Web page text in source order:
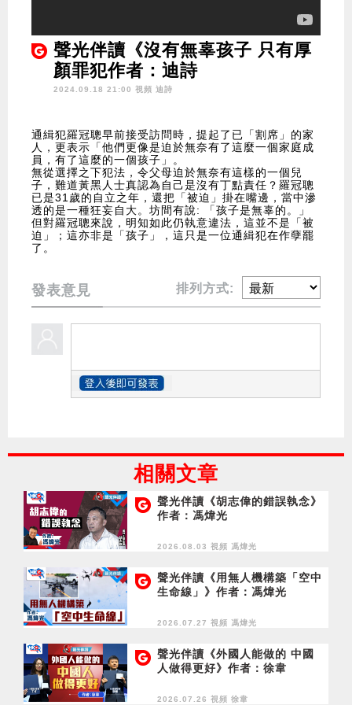
聲光伴讀《沒有無辜孩子 只有厚
顏罪犯作者：迪詩
2024.09.18 21:00 視頻 迪詩
通緝犯羅冠聰早前接受訪問時，提起了已「割席」的家
人，更表示「他們更像是迫於無奈有了這麼一個家庭成
員，有了這麼的一個孩子」。
無從選擇之下犯法，令父母迫於無奈有這樣的一個兒
子，難道黃黑人士真認為自己是沒有丁點責任？羅冠聰
已是31歲的自立之年，還把「被迫」掛在嘴邊，當中滲
透的是一種狂妄自大。坊間有說: 「孩子是無辜的。」
但對羅冠聰來說，明知如此仍執意違法，這並不是「被
迫」；這亦非是「孩子」，這只是一位通緝犯在作孽罷
了。
發表意見 排列方式:
相關文章
聲光伴讀《胡志偉的錯誤執念》
作者：馮煒光
2026.08.03 視頻 馮煒光
聲光伴讀《用無人機構築「空中
生命線」》作者：馮煒光
2026.07.27 視頻 馮煒光
聲光伴讀《外國人能做的 中國
人做得更好》作者：徐韋
2026.07.26 視頻 徐韋